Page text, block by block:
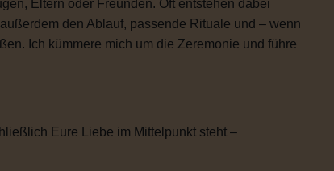
Eltern oder Freunden. Oft entstehen dabei
den Ablauf, passende Rituale und – wenn
Ich kümmere mich um die Zeremonie und führe
Eure Liebe im Mittelpunkt steht –